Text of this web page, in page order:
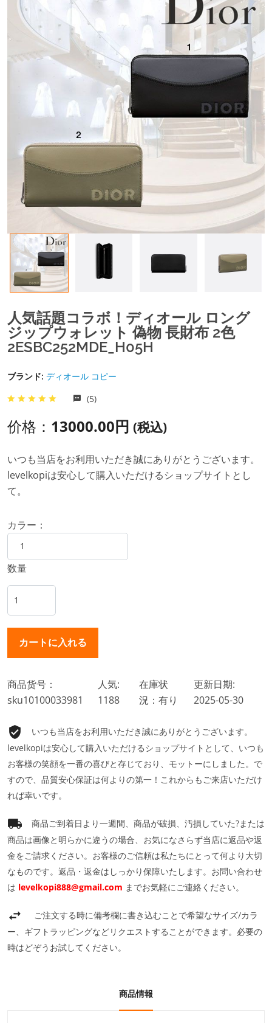
人気話題コラボ！ディオール ロング
ジップウォレット 偽物 長財布 2色
2ESBC252MDE_H05H
ブランド: ディオール コピー
(5)
价格： 13000.00円 (税込)
いつも当店をお利用いただき誠にありがとうございます。
levelkopiは安心して購入いただけるショップサイトとし
て。
カラー：
数量
商品货号：
sku10100033981
人気:
1188
在庫状
況：有り
更新日期:
2025-05-30
いつも当店をお利用いただき誠にありがとうございます。
levelkopiは安心して購入いただけるショップサイトとして、いつも
お客様の笑顔を一番の喜びと存じており、モットーにしました。で
すので、品質安心保証は何よりの第一！これからもご来店いただけ
れば幸いです。
商品ご到着日より一週間、商品が破損、汚損していた?または
商品は画像と明らかに違うの場合、お気になさらず当店に返品や返
金をご請求ください。お客様のご信頼は私たちにとって何より大切
なものです。返品・返金はしっかり保障いたします。お問い合わせ
は levelkopi888@gmail.com までお気軽にご連絡ください。
ご注文する時に備考欄に書き込むことで希望なサイズ/カラ
ー、ギフトラッピングなどリクエストすることができます。必要の
時はどぞうお試してください。
商品情報